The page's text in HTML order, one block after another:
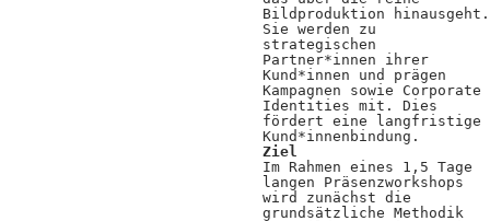
Bildproduktion hinausgeht.
Sie werden zu
strategischen
Partner*innen ihrer
Kund*innen und prägen
Kampagnen sowie Corporate
Identities mit. Dies
fördert eine langfristige
Kund*innenbindung.
Ziel
Im Rahmen eines 1,5 Tage
langen Präsenzworkshops
wird zunächst die
grundsätzliche Methodik